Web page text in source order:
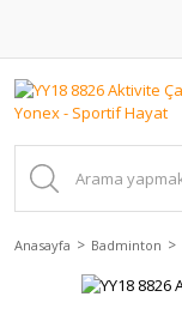
Anasayfa Badminton